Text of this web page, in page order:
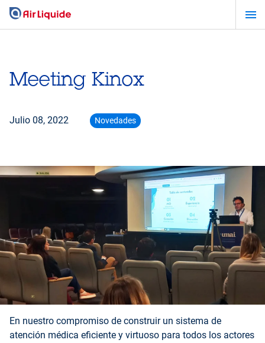
Pasar
Meeting Kinox
Julio 08, 2022 Novedades
En nuestro compromiso de construir un sistema de
atención médica eficiente y virtuoso para todos los actores